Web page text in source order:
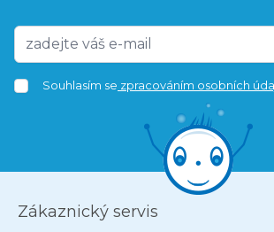
Souhlasím se zpracováním osobních
Zákaznický servis